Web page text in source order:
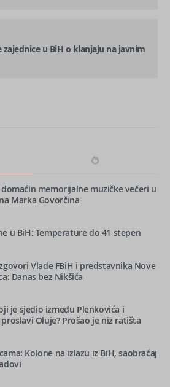
zajednice u BiH o klanjaju na javnim
memorijalne muzičke večeri u
Marka Govorčina
u BiH: Temperature do 41 stepen
Vlade FBiH i predstavnika Nove
Danas bez Nikšića
je sjedio između Plenkovića i
Oluje? Prošao je niz ratišta
Kolone na izlazu iz BiH, saobraćaj